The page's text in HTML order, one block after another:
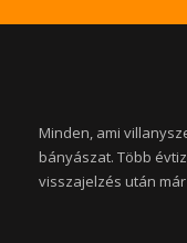
Minden, ami
bányászat. Több
visszajelzés után